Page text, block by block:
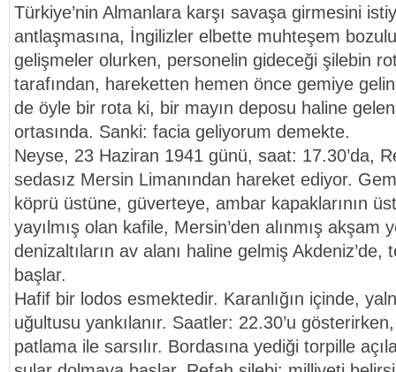
Türkiye’nin Almanlara karşı savaşa girmesini
antlaşmasına, İngilizler elbette muhteşem
gelişmeler olurken, personelin gideceği şilebin
tarafından, hareketten hemen önce gemiye
de öyle bir rota ki, bir mayın deposu haline
ortasında. Sanki: facia geliyorum demekte.
Neyse, 23 Haziran 1941 günü, saat: 17.30’da,
sedasız Mersin Limanından hareket ediyor.
köprü üstüne, güverteye, ambar kapaklarının
yayılmış olan kafile, Mersin’den alınmış akşam
denizaltıların av alanı haline gelmiş Akdeniz’de,
başlar.
Hafif bir lodos esmektedir. Karanlığın içinde,
uğultusu yankılanır. Saatler: 22.30’u
patlama ile sarsılır. Bordasına yediği torpille